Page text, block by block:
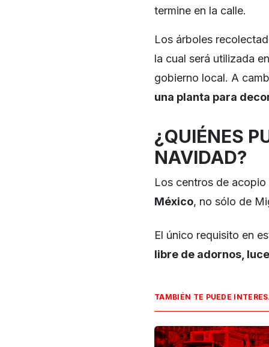
termine en la calle.
Los árboles
la cual será utilizada
gobierno local. A
una planta para
¿QUIÉNES
NAVIDAD?
Los centros de
México, no sólo de
El único requisito en
libre de adornos,
TAMBIÉN TE PUEDE